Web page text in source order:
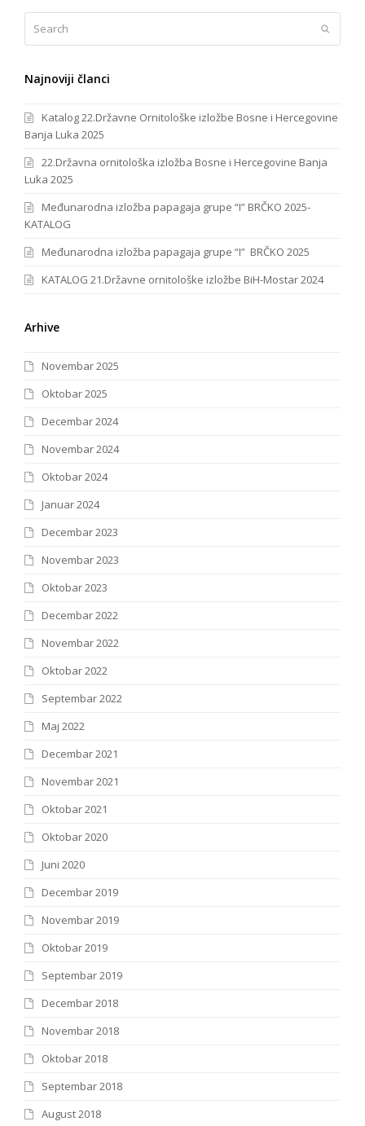
Najnoviji članci
Katalog 22.Državne Ornitološke izložbe Bosne i Hercegovine
Banja Luka 2025
22.Državna ornitološka izložba Bosne i Hercegovine Banja
Luka 2025
Međunarodna izložba papagaja grupe “I” BRČKO 2025-
KATALOG
Međunarodna izložba papagaja grupe “I” BRČKO 2025
KATALOG 21.Državne ornitološke izložbe BiH-Mostar 2024
Arhive
Novembar 2025
Oktobar 2025
Decembar 2024
Novembar 2024
Oktobar 2024
Januar 2024
Decembar 2023
Novembar 2023
Oktobar 2023
Decembar 2022
Novembar 2022
Oktobar 2022
Septembar 2022
Maj 2022
Decembar 2021
Novembar 2021
Oktobar 2021
Oktobar 2020
Juni 2020
Decembar 2019
Novembar 2019
Oktobar 2019
Septembar 2019
Decembar 2018
Novembar 2018
Oktobar 2018
Septembar 2018
August 2018